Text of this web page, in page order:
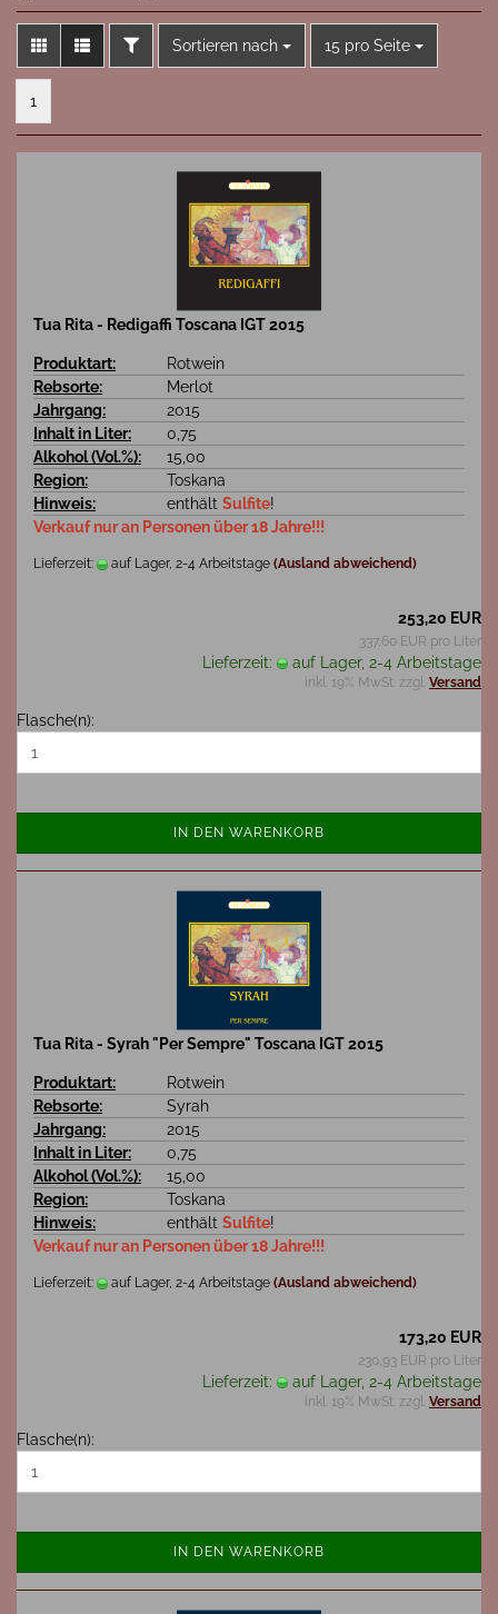
FILTERSortieren nach
Sortieren nach 15 pro Seite
pro Seite
1
Tua Rita - Redigaffi Toscana IGT 2015
Produktart:
Rotwein
Rebsorte:
Merlot
Jahrgang:
2015
Inhalt in Liter:
0,75
Alkohol (Vol.%):
15,00
Region:
Toskana
Hinweis:
enthält Sulfite!
Verkauf nur an Personen über 18 Jahre!!!
Lieferzeit: auf Lager, 2-4 Arbeitstage (Ausland abweichend)
253,20 EUR
337,60 EUR pro Liter
Lieferzeit: auf Lager, 2-4 Arbeitstage
inkl. 19% MwSt. zzgl. Versand
Flasche(n):
IN DEN WARENKORB
Tua Rita - Syrah "Per Sempre" Toscana IGT 2015
Produktart:
Rotwein
Rebsorte:
Syrah
Jahrgang:
2015
Inhalt in Liter:
0,75
Alkohol (Vol.%):
15,00
Region:
Toskana
Hinweis:
enthält Sulfite!
Verkauf nur an Personen über 18 Jahre!!!
Lieferzeit: auf Lager, 2-4 Arbeitstage (Ausland abweichend)
173,20 EUR
230,93 EUR pro Liter
Lieferzeit: auf Lager, 2-4 Arbeitstage
inkl. 19% MwSt. zzgl. Versand
Flasche(n):
IN DEN WARENKORB